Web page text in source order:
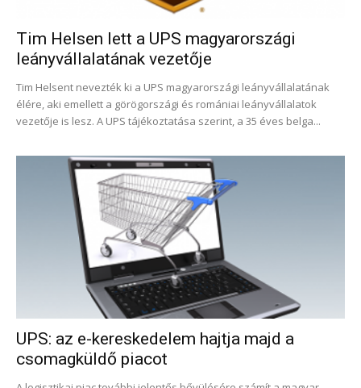
Tim Helsen lett a UPS magyarországi
leányvállalatának vezetője
Tim Helsent nevezték ki a UPS magyarországi leányvállalatának
élére, aki emellett a görögországi és romániai leányvállalatok
vezetője is lesz. A UPS tájékoztatása szerint, a 35 éves belga...
UPS: az e-kereskedelem hajtja majd a
csomagküldő piacot